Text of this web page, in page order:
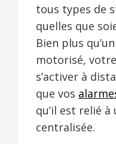
tous types de
quelles que
Bien plus
motorisé,
s’activer à
que vos
qu’il est relié
centralisée.